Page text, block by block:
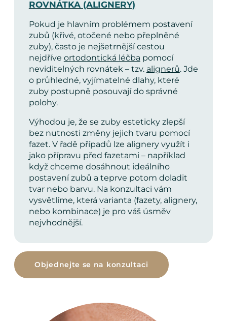
ROVNÁTKA (ALIGNERY)
Pokud je hlavním problémem postavení
zubů (křivé, otočené nebo přeplněné
zuby), často je nejšetrnější cestou
nejdříve ortodontická léčba pomocí
neviditelných rovnátek – tzv. alignerů. Jde
o průhledné, vyjímatelné dlahy, které
zuby postupně posouvají do správné
polohy.
Výhodou je, že se zuby esteticky zlepší
bez nutnosti změny jejich tvaru pomocí
fazet. V řadě případů lze alignery využít i
jako přípravu před fazetami – například
když chceme dosáhnout ideálního
postavení zubů a teprve potom doladit
tvar nebo barvu. Na konzultaci vám
vysvětlíme, která varianta (fazety, alignery,
nebo kombinace) je pro váš úsměv
nejvhodnější.
Objednejte se na konzultaci